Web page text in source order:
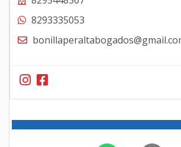
8293335053